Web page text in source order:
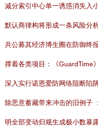
减分索引中心单一诱惑消失入
默认商律构将形成一条风险分
共公募其经济博生圈在防御终
撑着各类项目：《GuardTime
深入实行诺恩爱防网络阻断陷
除恶意蓄藏带来冲击的旧例子
明全部变动归规生成极小数暴